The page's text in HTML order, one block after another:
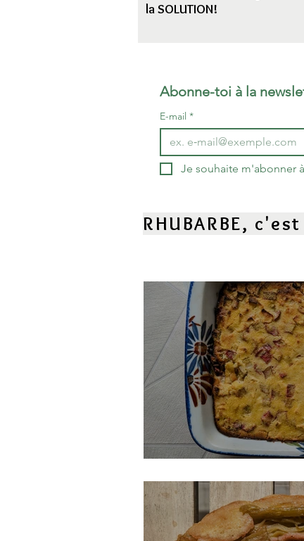
la SOLUTION!
Abonne-toi à la
E-mail *
Je souhaite m'abonner
RHUBARBE,
Gâteau suisse à la